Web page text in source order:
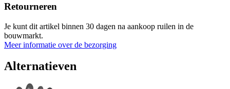
Retourneren
Je kunt dit artikel binnen 30 dagen na aankoop ruilen in de
bouwmarkt.
Meer informatie over de bezorging
Alternatieven